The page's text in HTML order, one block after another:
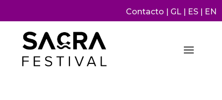
Contacto | GL| ES| EN